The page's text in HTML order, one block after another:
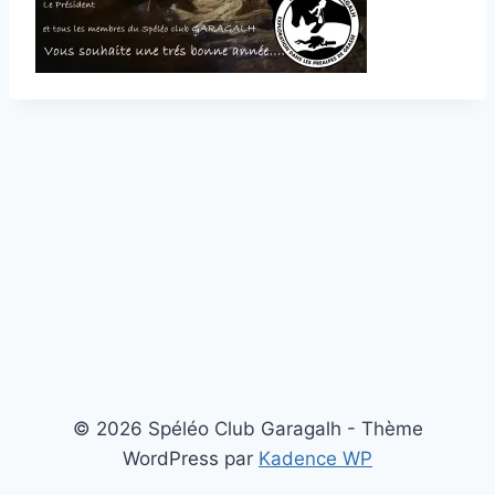
© 2026 Spéléo Club Garagalh - Thème
WordPress par Kadence WP